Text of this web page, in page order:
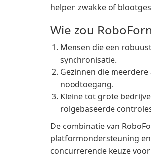
helpen zwakke of
Wie zou
Mensen die een
synchronisatie.
Gezinnen die
noodtoegang.
Kleine tot grote
rolgebaseerde
De combinatie van
platformondersteuning
concurrerende keuze